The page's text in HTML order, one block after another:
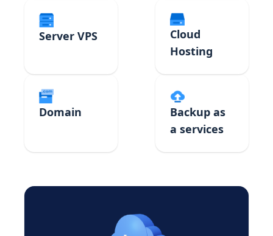
Server VPS
Cloud
Hosting
Domain
Backup as
a services